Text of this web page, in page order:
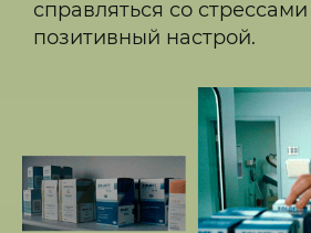
справляться со
позитивный настрой.